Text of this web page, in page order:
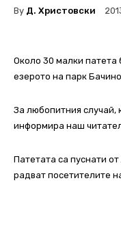
By Д. Христовски
Около 30 малки патета
езерото на парк
За любопитния случай,
информира наш
Патетата са пуснати
радват посетителите